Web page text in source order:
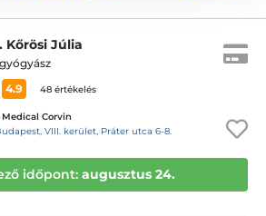
Kőrösi Júlia
4.9
48 értékelés
Medical Corvin
VIII. kerület, Práter utca 6-8.
időpont: augusztus 24.